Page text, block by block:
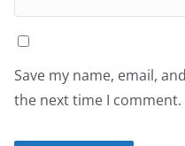
Save my name, email,
the next time I comment.